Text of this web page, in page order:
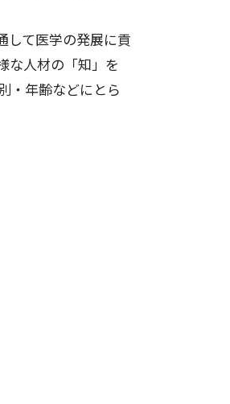
して医学の発展に貢
な人材の「知」を
・年齢などにとら